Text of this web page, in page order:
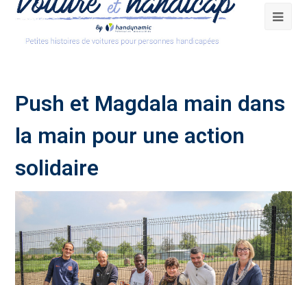
Push et Magdala main dans
la main pour une action
solidaire